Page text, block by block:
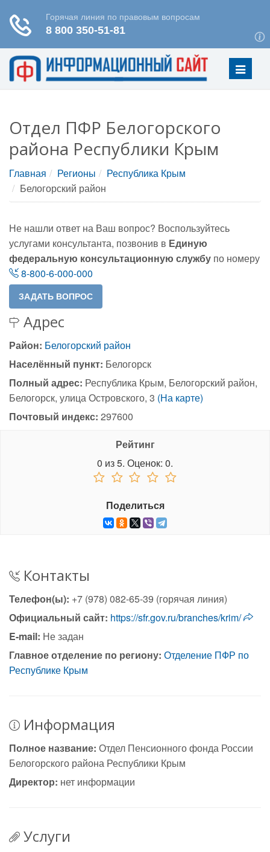
Меню
Отдел ПФР Белогорского
района Республики Крым
Главная Регионы
Республика Крым
Белогорский район
Не нашли ответ на Ваш вопрос? Воспользуйтесь
услугами консультанта, позвонив в Единую
федеральную консультационную службу по номеру
8-800-6-000-000
Адрес
Район: Белогорский район
Населённый пункт: Белогорск
Полный адрес: Республика Крым, Белогорский район,
Белогорск, улица Островского, 3 (На карте)
Почтовый индекс: 297600
Рейтинг
0 из5. Оценок: 0.
Поделиться
Контакты
Телефон(ы): +7 (978) 082-65-39 (горячая линия)
Официальный сайт: https://sfr.gov.ru/branches/krim/
E-mail: Не задан
Главное отделение по региону: Отделение ПФР по
Республике Крым
Информация
Полное название: Отдел Пенсионного фонда России
Белогорского района Республики Крым
Директор: нет информации
Услуги